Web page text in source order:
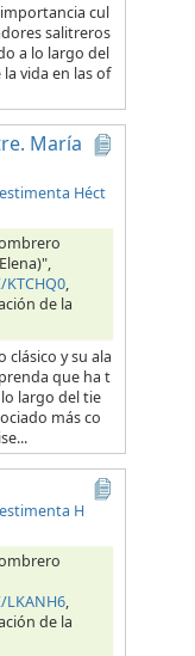
cul
salitreros
a lo largo del
vida en las of
María
Héct
,
de la
y su ala
que ha t
largo del tie
más co
H
,
de la